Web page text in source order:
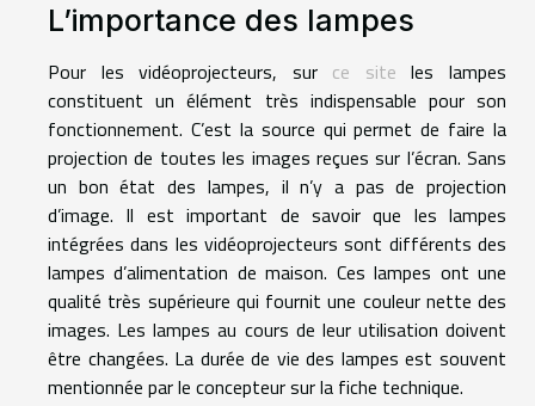
L’importance des lampes
Pour les vidéoprojecteurs, sur ce site les lampes
constituent un élément très indispensable pour son
fonctionnement. C’est la source qui permet de faire la
projection de toutes les images reçues sur l’écran. Sans
un bon état des lampes, il n’y a pas de projection
d’image. Il est important de savoir que les lampes
intégrées dans les vidéoprojecteurs sont différents des
lampes d’alimentation de maison. Ces lampes ont une
qualité très supérieure qui fournit une couleur nette des
images. Les lampes au cours de leur utilisation doivent
être changées. La durée de vie des lampes est souvent
mentionnée par le concepteur sur la fiche technique.